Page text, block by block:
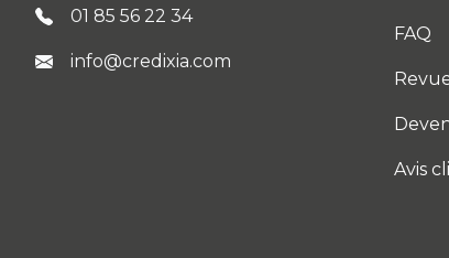
01 85 56 22 34
info@credixia.com
FAQ
Avis